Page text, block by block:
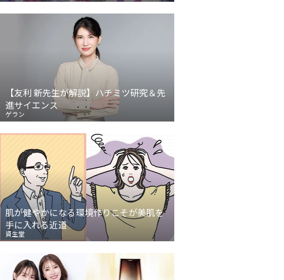
【友利 新先生が解説】ハチミツ研究＆先
進サイエンス
ゲラン
肌が健やかになる環境作りこそが美肌を
手に入れる近道
資生堂